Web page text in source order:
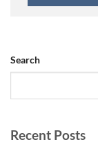
Search
Recent Posts